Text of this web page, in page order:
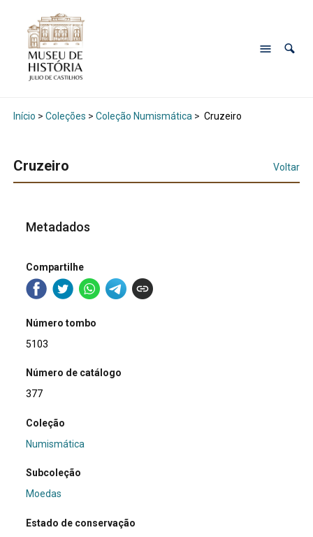
Início > Coleções > Coleção Numismática > Cruzeiro
Cruzeiro Voltar
Metadados
Compartilhe
Número tombo
5103
Número de catálogo
377
Coleção
Numismática
Subcoleção
Moedas
Estado de conservação